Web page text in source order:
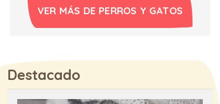
VER MÁS DE PERROS Y GATOS
Destacado